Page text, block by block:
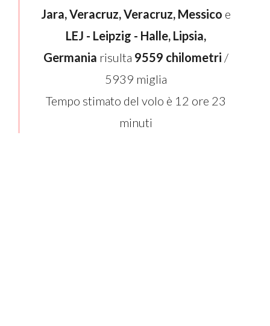
Jara, Veracruz, Veracruz, Messico e
LEJ - Leipzig - Halle, Lipsia,
Germania risulta 9559 chilometri /
5939 miglia
Tempo stimato del volo è 12 ore 23
minuti